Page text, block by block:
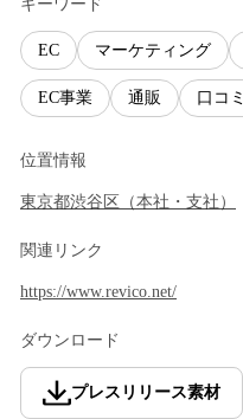
キーワード
EC マーケティング
EC事業 通販 口コミ
位置情報
東京都渋谷区 （本社・支社 ）
関連リンク
https://www.revico.net/
ダウンロード
プレスリリース素材